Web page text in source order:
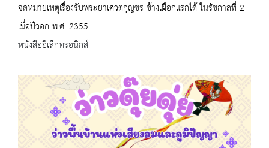
จดหมายเหตุเรื่องรับพระยาเศวตกุญชร ช้างเผือกแรกได้ ในรัชกาลที่ 2
เมื่อปีวอก พ.ศ. 2355
หนังสืออิเล็กทรอนิกส์